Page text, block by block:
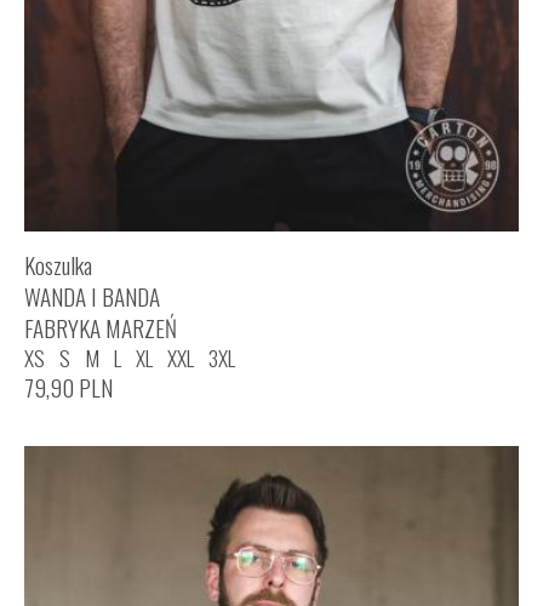
Koszulka
WANDA I BANDA
FABRYKA MARZEŃ
XS S M L XL XXL 3XL
79,90 PLN